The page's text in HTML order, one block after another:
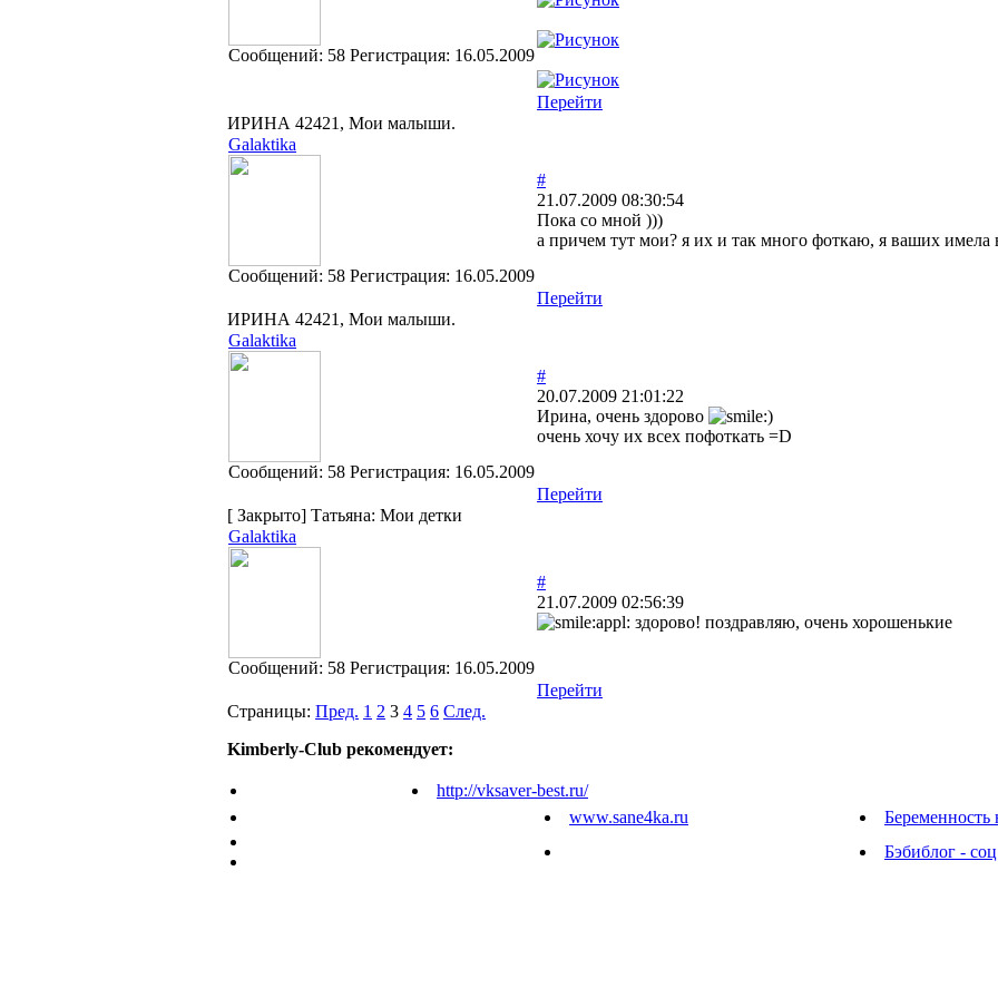
Cообщений: 58 Регистрация: 16.05.2009
Перейти
ИРИНА 42421, Мои малыши.
Galaktika
Cообщений: 58 Регистрация: 16.05.2009
#
21.07.2009 08:30:54
Пока со мной )))
а причем тут мои? я их и так много фоткаю, я ваших имела
Перейти
ИРИНА 42421, Мои малыши.
Galaktika
Cообщений: 58 Регистрация: 16.05.2009
#
20.07.2009 21:01:22
Ирина, очень здорово
очень хочу их всех пофоткать =D
Перейти
[ Закрыто] Татьяна: Мои детки
Galaktika
Cообщений: 58 Регистрация: 16.05.2009
#
21.07.2009 02:56:39
здорово! поздравляю, очень хорошенькие
Перейти
Страницы: Пред. 1 2 3 4 5 6 След.
Kimberly-Club рекомендует:
http://vksaver-best.ru/
www.sane4ka.ru
Беременность
Бэбиблог -